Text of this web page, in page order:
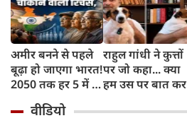
अमीर बनने से पहले
बूढ़ा हो जाएगा भारत!
2050 तक हर 5 में 1
साल से ज्यादा उम्र का
राहुल गांधी ने कुत्तों
पर जो कहा... क्या
हम उस पर बात कर
वीडियो